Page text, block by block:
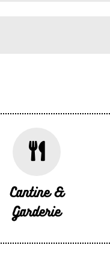
Cantine &
Garderie